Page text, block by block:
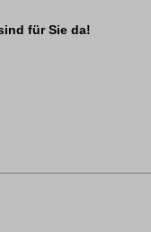
für Sie da!